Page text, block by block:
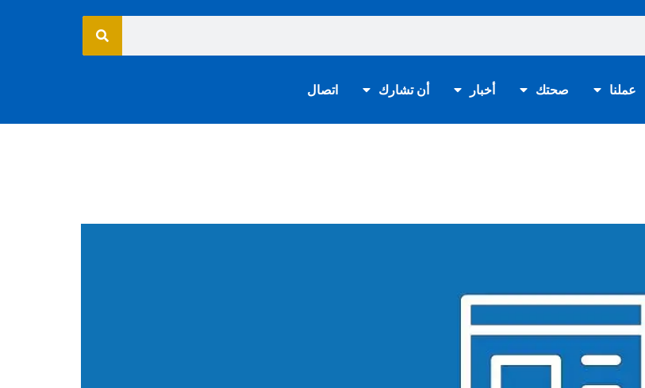
عملنا صحتك أخبار أن تشارك اتصال